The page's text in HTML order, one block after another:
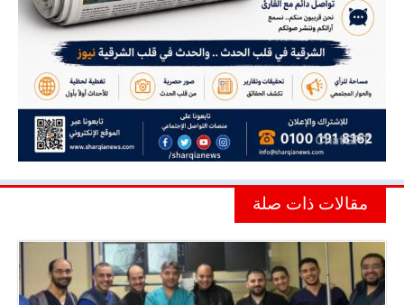
مقالات ذات صلة